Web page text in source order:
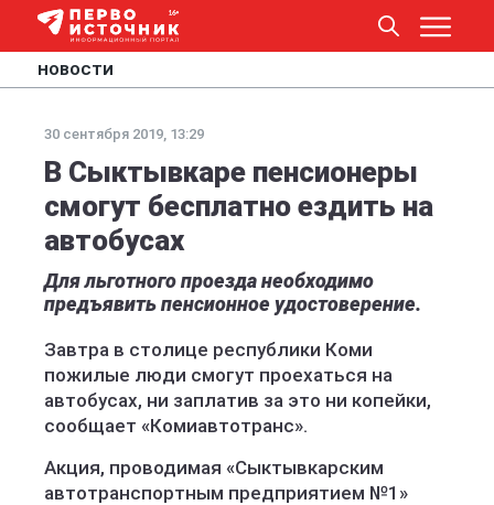
НОВОСТИ
30 сентября 2019, 13:29
В Сыктывкаре пенсионеры
смогут бесплатно ездить на
автобусах
Для льготного проезда необходимо
предъявить пенсионное удостоверение.
Завтра в столице республики Коми
пожилые люди смогут проехаться на
автобусах, ни заплатив за это ни копейки,
сообщает «Комиавтотранс».
Акция, проводимая «Сыктывкарским
автотранспортным предприятием №1»